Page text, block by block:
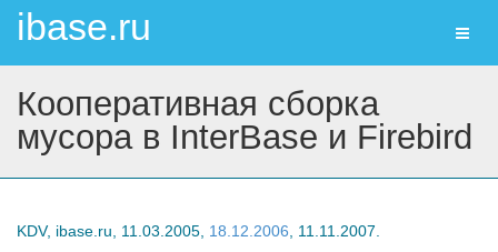
ibase.ru
Кооперативная сборка
мусора в InterBase и Firebird
KDV, ibase.ru, 11.03.2005, 18.12.2006 , 11.11.2007.